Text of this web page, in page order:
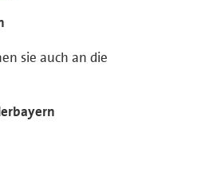
sie auch an die